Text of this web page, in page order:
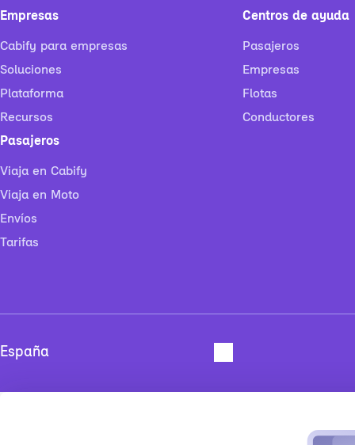
Empresas
Cabify para empresas
Soluciones
Plataforma
Recursos
Pasajeros
Viaja en Cabify
Viaja en Moto
Envíos
Tarifas
Centros de ayuda
Pasajeros
Empresas
Flotas
Conductores